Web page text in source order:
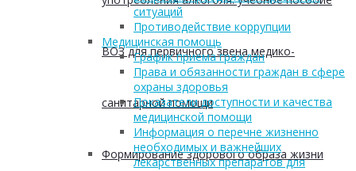
ВОЗ для первичного звена медико-
санитарной помощи
Формирование здорового образа жизни
ситуаций
Противодействие коррупции
Медицинская помощь
График приема граждан
Права и обязанности граждан в сфере
охраны здоровья
Показатели доступности и качества
медицинской помощи
Информация о перечне жизненно
необходимых и важнейших
лекарственных препаратов для